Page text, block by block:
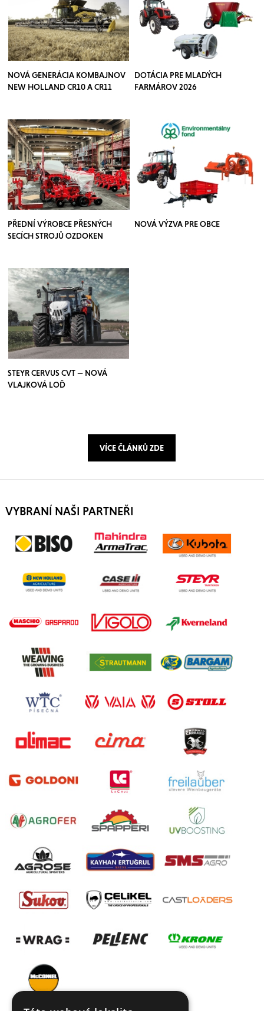
NOVÁ GENERÁCIA KOMBAJNOV
NEW HOLLAND CR10 A CR11
DOTÁCIA PRE MLADÝCH
FARMÁROV 2026
PŘEDNÍ VÝROBCE PŘESNÝCH
SECÍCH STROJŮ OZDOKEN
NOVÁ VÝZVA PRE OBCE
STEYR CERVUS CVT — NOVÁ
VLAJKOVÁ LOĎ
VÍCE ČLÁNKŮ ZDE
VYBRANÍ NAŠI PARTNEŘI